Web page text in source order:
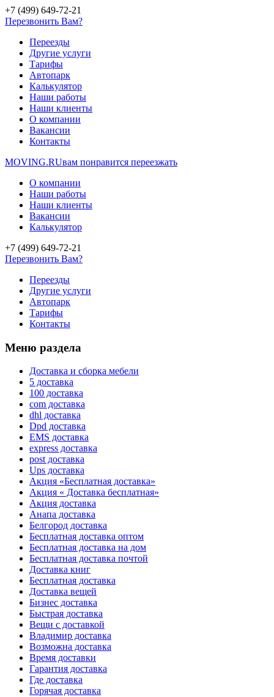
+7 (499) 649-72-21
Перезвонить Вам?
Переезды
Другие услуги
Тарифы
Автопарк
Калькулятор
Наши работы
Наши клиенты
О компании
Вакансии
Контакты
MOVING.RUвам понравится переезжать
О компании
Наши работы
Наши клиенты
Вакансии
Калькулятор
+7 (499) 649-72-21
Перезвонить Вам?
Переезды
Другие услуги
Автопарк
Тарифы
Контакты
Меню раздела
Доставка и сборка мебели
5 доставка
100 доставка
com доставка
dhl доставка
Dpd доставка
EMS доставка
express доставка
post доставка
Ups доставка
Акция «Бесплатная доставка»
Акция « Доставка бесплатная»
Акция доставка
Анапа доставка
Белгород доставка
Бесплатная доставка оптом
Бесплатная доставка на дом
Бесплатная доставка почтой
Доставка книг
Бесплатная доставка
Доставка вещей
Бизнес доставка
Быстрая доставка
Вещи с доставкой
Владимир доставка
Возможна доставка
Время доставки
Гарантия доставка
Где доставка
Горячая доставка